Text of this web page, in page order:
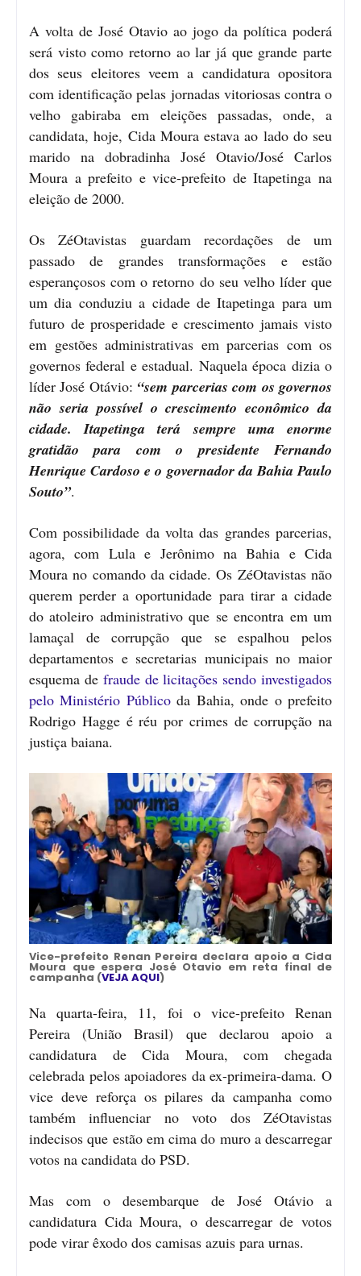
A volta de José Otavio ao jogo da política poderá
será visto como retorno ao lar já que grande parte
dos seus eleitores veem a candidatura opositora
com identificação pelas jornadas vitoriosas contra o
velho gabiraba em eleições passadas, onde, a
candidata, hoje, Cida Moura estava ao lado do seu
marido na dobradinha José Otavio/José Carlos
Moura a prefeito e vice-prefeito de Itapetinga na
eleição de 2000.
Os ZéOtavistas guardam recordações de um
passado de grandes transformações e estão
esperançosos com o retorno do seu velho líder que
um dia conduziu a cidade de Itapetinga para um
futuro de prosperidade e crescimento jamais visto
em gestões administrativas em parcerias com os
governos federal e estadual. Naquela época dizia o
líder José Otávio: “sem parcerias com os governos
não seria possível o crescimento econômico da
cidade. Itapetinga terá sempre uma enorme
gratidão para com o presidente Fernando
Henrique Cardoso e o governador da Bahia Paulo
Souto”.
Com possibilidade da volta das grandes parcerias,
agora, com Lula e Jerônimo na Bahia e Cida
Moura no comando da cidade. Os ZéOtavistas não
querem perder a oportunidade para tirar a cidade
do atoleiro administrativo que se encontra em um
lamaçal de corrupção que se espalhou pelos
departamentos e secretarias municipais no maior
esquema de fraude de licitações sendo investigados
pelo Ministério Públicoda Bahia, onde o prefeito
Rodrigo Hagge é réu por crimes de corrupção na
justiça baiana.
Vice-prefeito Renan Pereira declara apoio a Cida
Moura que espera José Otavio em reta final de
campanha (VEJA AQUI)
Na quarta-feira, 11, foi o vice-prefeito Renan
Pereira (União Brasil) que declarou apoio a
candidatura de Cida Moura, com chegada
celebrada pelos apoiadores da ex-primeira-dama. O
vice deve reforça os pilares da campanha como
também influenciar no voto dos ZéOtavistas
indecisos que estão em cima do muro a descarregar
votos na candidata do PSD.
Mas com o desembarque de José Otávio a
candidatura Cida Moura, o descarregar de votos
pode virar êxodo dos camisas azuis para urnas.